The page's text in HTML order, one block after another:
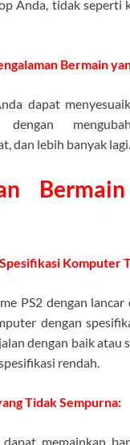
Anda, tidak seperti
Bermain
dapat
dan lebih banyak lagi.
Komputer
PS2 dengan lancar
dengan
dengan baik atau
rendah.
Tidak Sempurna:
memainkan